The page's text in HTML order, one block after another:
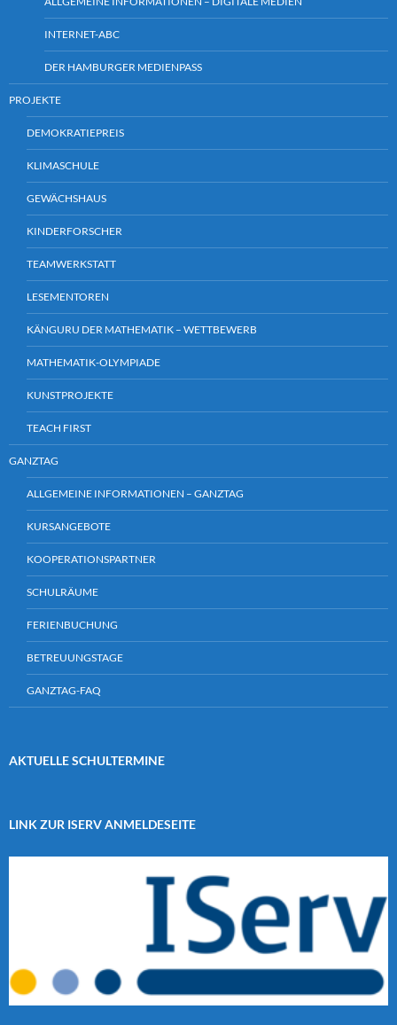
INTERNET-ABC
DER HAMBURGER MEDIENPASS
PROJEKTE
DEMOKRATIEPREIS
KLIMASCHULE
GEWÄCHSHAUS
KINDERFORSCHER
TEAMWERKSTATT
LESEMENTOREN
KÄNGURU DER MATHEMATIK – WETTBEWERB
MATHEMATIK-OLYMPIADE
KUNSTPROJEKTE
TEACH FIRST
GANZTAG
ALLGEMEINE INFORMATIONEN – GANZTAG
KURSANGEBOTE
KOOPERATIONSPARTNER
SCHULRÄUME
FERIENBUCHUNG
BETREUUNGSTAGE
GANZTAG-FAQ
AKTUELLE SCHULTERMINE
LINK ZUR ISERV ANMELDESEITE